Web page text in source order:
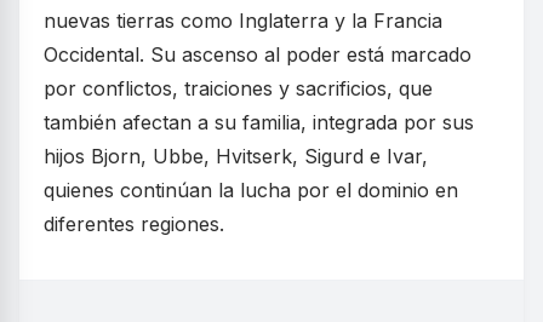
nuevas tierras como Inglaterra y la Francia
Occidental. Su ascenso al poder está marcado
por conflictos, traiciones y sacrificios, que
también afectan a su familia, integrada por sus
hijos Bjorn, Ubbe, Hvitserk, Sigurd e Ivar,
quienes continúan la lucha por el dominio en
diferentes regiones.